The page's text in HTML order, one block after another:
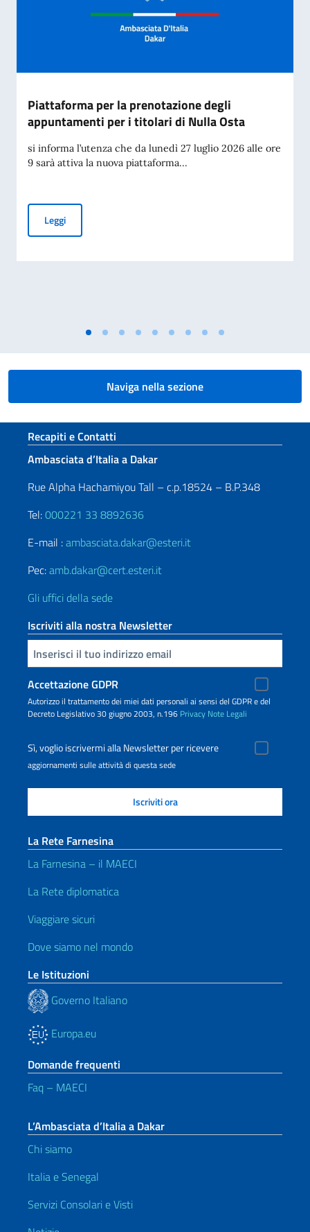
Piattaforma per la prenotazione degli
appuntamenti per i titolari di Nulla Osta
si informa l’utenza che da lunedì 27 luglio 2026 alle ore
9 sarà attiva la nuova piattaforma...
LeggiPiattaforma per la prenotazione degli appuntamenti per i
Naviga nella sezione
Sezione footer
Recapiti e Contatti
Ambasciata d’Italia a Dakar
Rue Alpha Hachamiyou Tall – c.p.18524 – B.P.348
Tel:000221 33 8892636
E-mail :ambasciata.dakar@esteri.it
Pec:amb.dakar@cert.esteri.it
Gli uffici della sede
Iscriviti alla nostra Newsletter
Inserisci la tua email
Accettazione GDPR
Autorizzo il trattamento dei miei dati personali ai sensi del GDPR e del
Decreto Legislativo 30 giugno 2003, n.196 Privacy Note Legali
Sì, voglio iscrivermi alla Newsletter per ricevere
aggiornamenti sulle attività di questa sede
La Rete Farnesina
La Farnesina – il MAECI
La Rete diplomatica
Viaggiare sicuri
Dove siamo nel mondo
Le Istituzioni
Governo Italiano
Europa.eu
Domande frequenti
Faq – MAECI
L’Ambasciata d’Italia a Dakar
Chi siamo
Italia e Senegal
Servizi Consolari e Visti